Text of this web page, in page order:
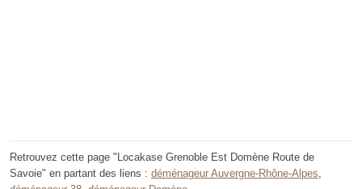
Retrouvez cette page "Locakase Grenoble Est Domène Route de
Savoie" en partant des liens : déménageur Auvergne-Rhône-Alpes